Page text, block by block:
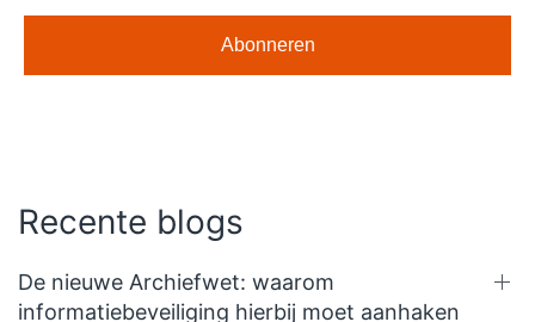
Recente blogs
De nieuwe Archiefwet: waarom
informatiebeveiliging hierbij moet aanhaken